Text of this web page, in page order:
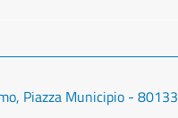
Piazza Municipio - 80133